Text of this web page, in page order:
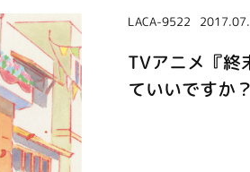
LACA-9522
TVアニメ『終
ていいですか